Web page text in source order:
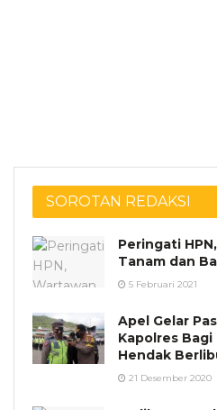
SOROTAN REDAKSI
Peringati
Tanam dan
5 Februari 2021
Apel Gelar
Kapolres Bagi
Hendak
21 Desember 2020